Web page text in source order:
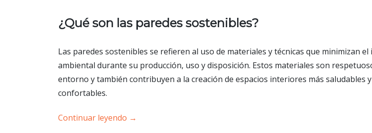
¿Qué son las paredes sostenibles?
Las paredes sostenibles se refieren al uso de materiales y técnicas que minimizan el
ambiental durante su producción, uso y disposición. Estos materiales son
entorno y también contribuyen a la creación de espacios interiores más saludables y
confortables.
Continuar leyendo →